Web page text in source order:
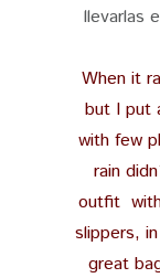
llevarlas
When it
but I put
with few
rain
outfit
slippers,
great